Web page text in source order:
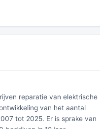
reparatie van elektrische
van het aantal
tot 2025. Er is sprake van